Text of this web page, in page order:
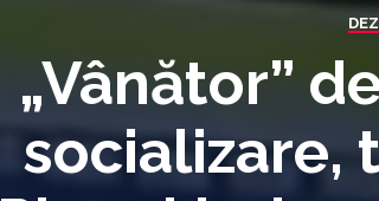
​„Vânător”
socializare,